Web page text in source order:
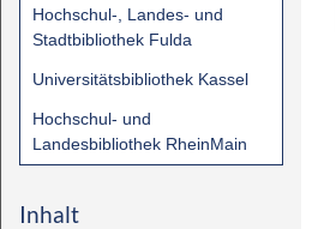
Hochschul-, Landes- und
Stadtbibliothek Fulda
Universitätsbibliothek Kassel
Hochschul- und
Landesbibliothek RheinMain
Inhalt